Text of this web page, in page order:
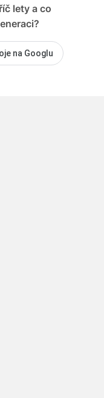
lety a co
na Googlu